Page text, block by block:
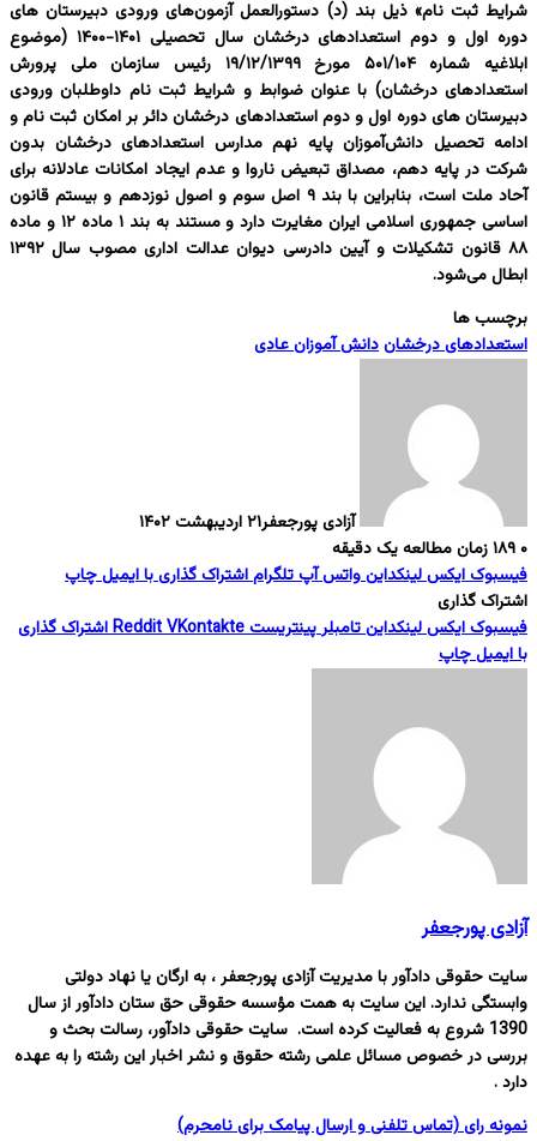
شرایط ثبت نام» ذیل بند (د) دستورالعمل آزمون‌های ورودی دبیرستان های
دوره اول و دوم استعدادهای درخشان سال تحصیلی ۱۴۰۱-۱۴۰۰ (موضوع
ابلاغیه شماره ۵۰۱/۱۰۴ مورخ ۱۹/۱۲/۱۳۹۹ رئیس سازمان ملی پرورش
استعدادهای درخشان) با عنوان ضوابط و شرایط ثبت نام داوطلبان ورودی
دبیرستان های دوره اول و دوم استعدادهای درخشان دائر بر امکان ثبت نام و
ادامه تحصیل دانش‌آموزان پایه نهم مدارس استعدادهای درخشان بدون
شرکت در پایه دهم، مصداق تبعیض ناروا و عدم ایجاد امکانات عادلانه برای
آحاد ملت است، بنابراین با بند ۹ اصل سوم و اصول نوزدهم و بیستم قانون
اساسی جمهوری اسلامی ایران مغایرت دارد و مستند به بند ۱ ماده ۱۲ و ماده
۸۸ قانون تشکیلات و آیین دادرسی دیوان عدالت اداری مصوب سال ۱۳۹۲
ابطال می‌شود.
برچسب ها
استعدادهای درخشاندانش آموزان عادی
آزادی پورجعفر۲۱ اردیبهشت ۱۴۰۲
۰
زمان مطالعه یک دقیقه
فیسبوکایکسلینکداینواتس آپتلگراماشتراک گذاری با ایمیلچاپ
اشتراک گذاری
فیسبوکایکسلینکداینتامبلرپینتریست RedditVKontakte
اشتراک گذاری
با ایمیلچاپ
آزادی پورجعفر
سایت حقوقی دادآور با مدیریت آزادی پورجعفر ، به ارگان یا نهاد دولتی
وابستگی ندارد. این سایت به همت مؤسسه حقوقی حق ستان دادآور از سال
1390 شروع به فعالیت کرده است. سایت حقوقی دادآور، رسالت بحث و
بررسی در خصوص مسائل علمی رشته حقوق و نشر اخبار این رشته را به عهده
دارد .
نمونه رای (تماس تلفنی و ارسال پیامک برای نامحرم)